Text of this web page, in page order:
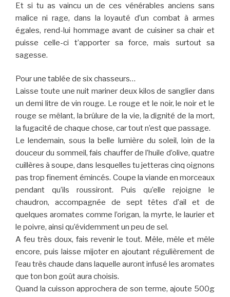
Et si tu as vaincu un de ces vénérables anciens sans
malice ni rage, dans la loyauté d’un combat à armes
égales, rend-lui hommage avant de cuisiner sa chair et
puisse celle-ci t’apporter sa force, mais surtout sa
sagesse.
Pour une tablée de six chasseurs…
Laisse toute une nuit mariner deux kilos de sanglier dans
un demi litre de vin rouge. Le rouge et le noir, le noir et le
rouge se mêlant, la brûlure de la vie, la dignité de la mort,
la fugacité de chaque chose, car tout n’est que passage.
Le lendemain, sous la belle lumière du soleil, loin de la
douceur du sommeil, fais chauffer de l’huile d’olive, quatre
cuillères à soupe, dans lesquelles tu jetteras cinq oignons
pas trop finement émincés. Coupe la viande en morceaux
pendant qu’ils roussiront. Puis qu’elle rejoigne le
chaudron, accompagnée de sept têtes d’ail et de
quelques aromates comme l’origan, la myrte, le laurier et
le poivre, ainsi qu’évidemment un peu de sel.
A feu très doux, fais revenir le tout. Mêle, mêle et mêle
encore, puis laisse mijoter en ajoutant régulièrement de
l’eau très chaude dans laquelle auront infusé les aromates
que ton bon goût aura choisis.
Quand la cuisson approchera de son terme, ajoute 500g